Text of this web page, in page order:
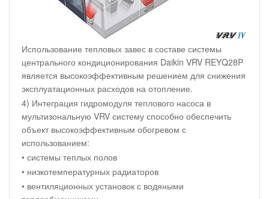
Использование тепловых завес в составе системы
центрального кондиционирования Daikin VRV REYQ28P
является высокоэффективным решением для снижения
эксплуатационных расходов на отопление.
4) Интеграция гидромодуля теплового насоса в
мультизональную VRV систему способно обеспечить
объект высокоэффективным обогревом с
использованием:
• системы теплых полов
• низкотемпературных радиаторов
• вентиляционных установок с водяными